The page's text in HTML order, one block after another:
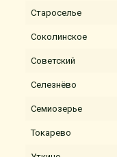
Староселье
Соколинское
Советский
Селезнёво
Семиозерье
Токарево